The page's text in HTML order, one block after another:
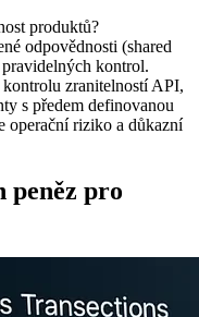
produktů?
odpovědnosti (shared
kontrol.
zranitelností API,
s předem definovanou
operační riziko a důkazní
peněz pro